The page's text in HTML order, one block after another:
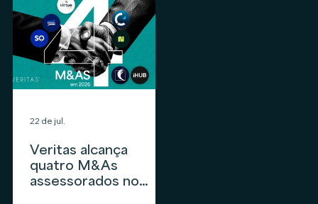
Veritas alcança
quatro M&As
assessorados no
22 de jul.